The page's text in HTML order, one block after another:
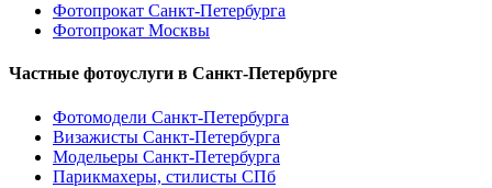
Фотопрокат Санкт-Петербурга
Фотопрокат Москвы
Частные фотоуслуги в Санкт-Петербурге
Фотомодели Санкт-Петербурга
Визажисты Санкт-Петербурга
Модельеры Санкт-Петербурга
Парикмахеры, стилисты СПб